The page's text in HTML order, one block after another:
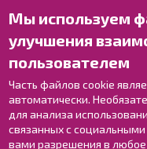
Мы используем
улучшения
пользователем
Часть файлов cookie
автоматически.
для анализа
связанных с
вами разрешения в
Карта